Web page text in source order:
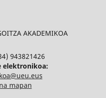
AKADEMIKOA
943821426
elektronikoa:
mapan